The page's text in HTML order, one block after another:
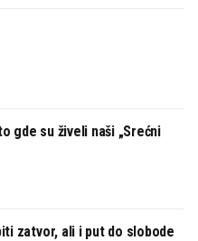
gde su živeli naši „Srećni
zatvor, ali i put do slobode